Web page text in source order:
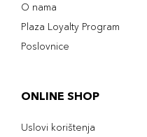
O nama
Plaza Loyalty Program
Poslovnice
ONLINE SHOP
Uslovi korištenja